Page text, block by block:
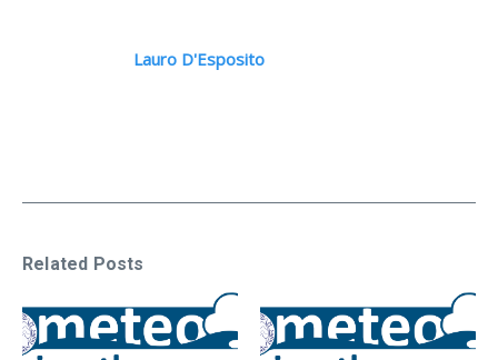
Lauro D'Esposito
Related Posts